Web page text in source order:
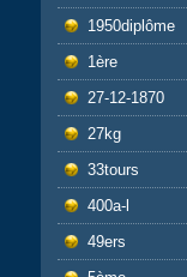
1950diplôme
1ère
27-12-1870
27kg
33tours
400a-l
49ers